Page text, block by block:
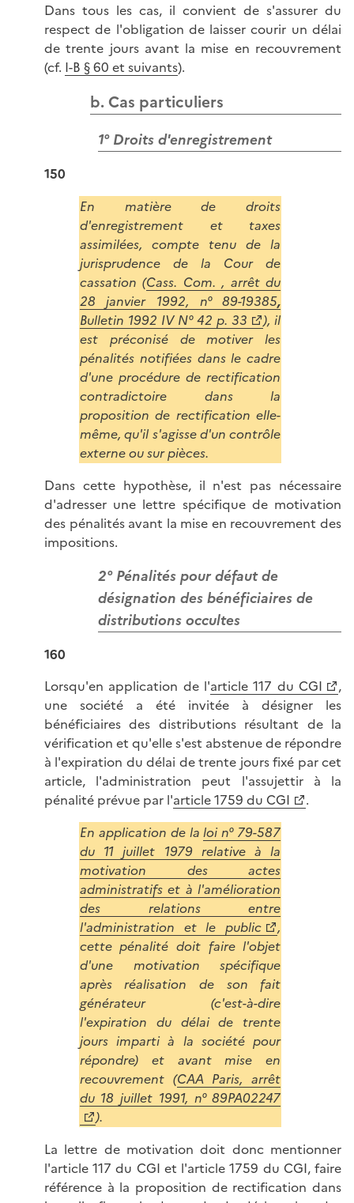
Dans tous les cas, il convient de s'assurer du
respect de l'obligation de laisser courir un délai
de trente jours avant la mise en recouvrement
(cf. I-B § 60 et suivants).
b. Cas particuliers
1° Droits d'enregistrement
150
En matière de droits
d'enregistrement et taxes
assimilées, compte tenu de la
jurisprudence de la Cour de
cassation (Cass. Com. , arrêt du
28 janvier 1992, n° 89-19385,
Bulletin 1992 IV N° 42 p. 33
), il
est préconisé de motiver les
pénalités notifiées dans le cadre
d'une procédure de rectification
contradictoire dans la
proposition de rectification elle-
même, qu'il s'agisse d'un contrôle
externe ou sur pièces.
Dans cette hypothèse, il n'est pas nécessaire
d'adresser une lettre spécifique de motivation
des pénalités avant la mise en recouvrement des
impositions.
2° Pénalités pour défaut de
désignation des bénéficiaires de
distributions occultes
160
Lorsqu'en application de l'article 117 du CGI
,
une société a été invitée à désigner les
bénéficiaires des distributions résultant de la
vérification et qu'elle s'est abstenue de répondre
à l'expiration du délai de trente jours fixé par cet
article, l'administration peut l'assujettir à la
pénalité prévue par l'article 1759 du CGI
.
En application de laloi n° 79-587
du 11 juillet 1979 relative à la
motivation des actes
administratifs et à l'amélioration
des relations entre
l'administration et le public
,
cette pénalité doit faire l'objet
d'une motivation spécifique
après réalisation de son fait
générateur (c'est-à-dire
l'expiration du délai de trente
jours imparti à la société pour
répondre) et avant mise en
recouvrement (CAA Paris, arrêt
du 18 juillet 1991, n° 89PA02247
).
La lettre de motivation doit donc mentionner
l'article 117 du CGI et l'article 1759 du CGI, faire
référence à la proposition de rectification dans